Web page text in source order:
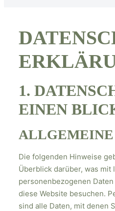
1.
EINEN
Die folgenden Hinweise
Überblick darüber, was mit
personenbezogenen
diese Website besuchen.
sind alle Daten, mit denen